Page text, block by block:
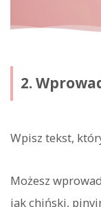
2.
Wpisz tekst,
Możesz
jak chiński,